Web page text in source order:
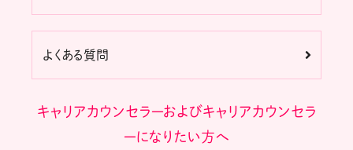
よくある質問
キャリアカウンセラーおよびキャリアカウンセラ
ーになりたい方へ